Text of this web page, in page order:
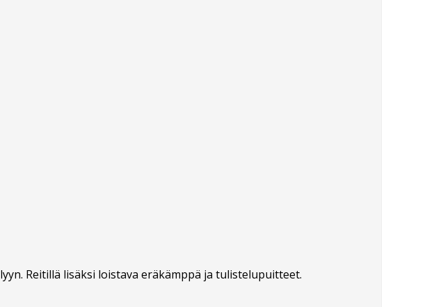
Reitillä lisäksi loistava eräkämppä ja tulistelupuitteet.